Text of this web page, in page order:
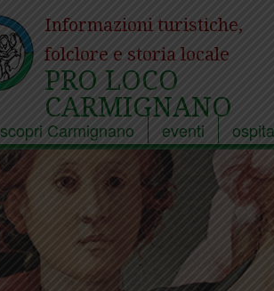
Informazioni turistiche,
folclore e storia locale
PRO LOCO
CARMIGNANO
scopri Carmignano eventi